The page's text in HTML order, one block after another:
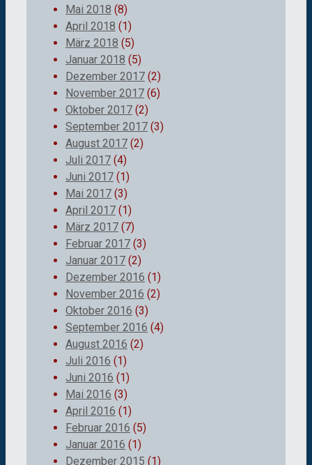
Mai 2018 (8)
April 2018 (1)
März 2018 (5)
Januar 2018 (5)
Dezember 2017 (2)
November 2017 (6)
Oktober 2017 (2)
September 2017 (3)
August 2017 (2)
Juli 2017 (4)
Juni 2017 (1)
Mai 2017 (3)
April 2017 (1)
März 2017 (7)
Februar 2017 (3)
Januar 2017 (2)
Dezember 2016 (1)
November 2016 (2)
Oktober 2016 (3)
September 2016 (4)
August 2016 (2)
Juli 2016 (1)
Juni 2016 (1)
Mai 2016 (3)
April 2016 (1)
Februar 2016 (5)
Januar 2016 (1)
Dezember 2015 (1)